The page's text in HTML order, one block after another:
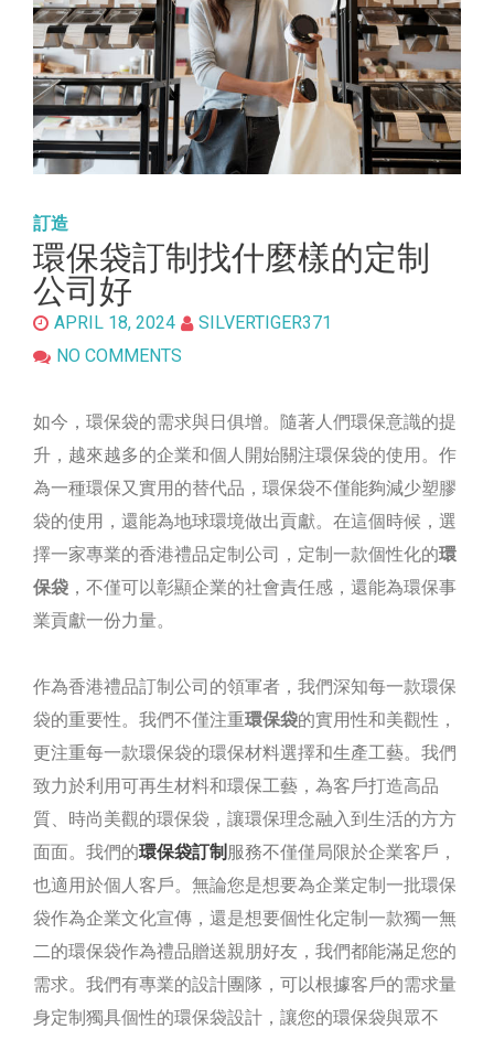
訂造
環保袋訂制找什麼樣的定制
公司好
APRIL 18, 2024
SILVERTIGER371
NO COMMENTS
如今，環保袋的需求與日俱增。隨著人們環保意識的提
升，越來越多的企業和個人開始關注環保袋的使用。作
為一種環保又實用的替代品，環保袋不僅能夠減少塑膠
袋的使用，還能為地球環境做出貢獻。在這個時候，選
擇一家專業的香港禮品定制公司，定制一款個性化的環
保袋 ，不僅可以彰顯企業的社會責任感，還能為環保事
業貢獻一份力量。
作為香港禮品訂制公司的領軍者，我們深知每一款環保
袋的重要性。我們不僅注重環保袋的實用性和美觀性，
更注重每一款環保袋的環保材料選擇和生產工藝。我們
致力於利用可再生材料和環保工藝，為客戶打造高品
質、時尚美觀的環保袋，讓環保理念融入到生活的方方
面面。我們的環保袋訂制 服務不僅僅局限於企業客戶，
也適用於個人客戶。無論您是想要為企業定制一批環保
袋作為企業文化宣傳，還是想要個性化定制一款獨一無
二的環保袋作為禮品贈送親朋好友，我們都能滿足您的
需求。我們有專業的設計團隊，可以根據客戶的需求量
身定制獨具個性的環保袋設計，讓您的環保袋與眾不